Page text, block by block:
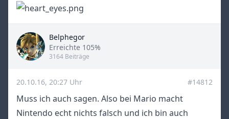
Belphegor
Title
Erreichte 105%
3164 Beiträge
20.10.16, 20:27 Uhr #14812
Muss ich auch sagen. Also bei Mario macht
Nintendo echt nichts falsch und ich bin auch